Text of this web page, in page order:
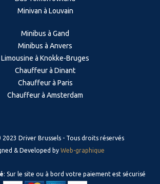
Minivan à Louvain
Minibus à Gand
Minibus à Anvers
Limousine à Knokke-Bruges
Chauffeur à Dinant
Chauffeur à Paris
Chauffeur à Amsterdam
Driver Brussels - Tous droits réservés
& Developed by Web-graphique
: Sur le site ou à bord votre paiement est sécurisé